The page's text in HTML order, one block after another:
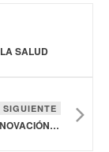
SALUD
SIGUIENTE
PHILIPS COLABORARÁN PARA IMPULSAR LA INNOVACIÓN EN INTELIGENCIA ARTIFICIAL APLICADA A LA RESONANCIA MAGNÉTICA